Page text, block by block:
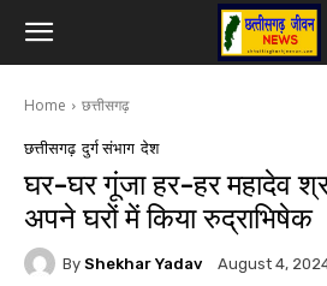
Home छत्तीसगढ़
छत्तीसगढ़ दुर्ग संभाग देश
घर-घर गूंजा हर-हर महादेव
अपने घरों में किया रुद्राभिषेक
By Shekhar Yadav August 4,